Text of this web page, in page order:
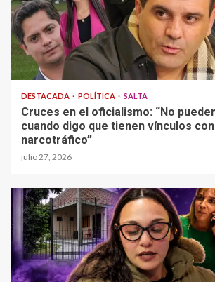
DESTACADA POLÍTICA SALTA
Cruces en el oficialismo: “No
cuando digo que tienen vínculos
narcotráfico”
julio 27, 2026